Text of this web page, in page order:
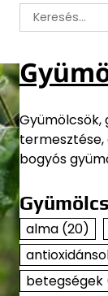
Keresés:
Gyümölcsök,
termesztése,
bogyós
alma(20)
betegségek